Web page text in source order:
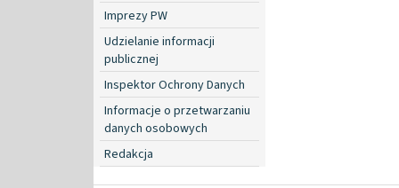
Imprezy PW
Udzielanie informacji
publicznej
Inspektor Ochrony Danych
Informacje o przetwarzaniu
danych osobowych
Redakcja